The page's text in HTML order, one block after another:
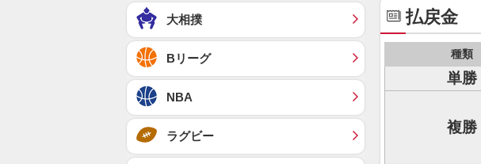
払戻金
種類
単勝
複勝
大相撲
Bリーグ
NBA
ラグビー